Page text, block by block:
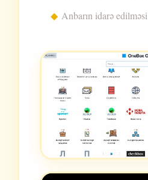
Anbarın idarə edilməsi